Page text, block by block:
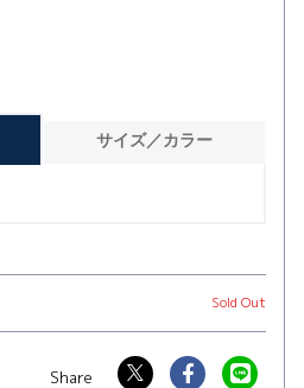
サイズ／カラー
Sold Out